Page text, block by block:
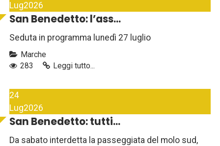
Lug2026
San Benedetto: l’ass...
Seduta in programma lunedì 27 luglio
Marche
283
Leggi tutto...
24
Lug2026
San Benedetto: tutti...
Da sabato interdetta la passeggiata del molo sud,